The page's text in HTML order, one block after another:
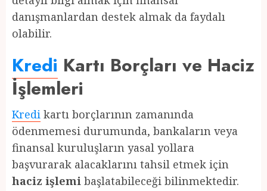
danışmanlardan destek almak da faydalı
olabilir.
Kredi Kartı Borçları ve Haciz
İşlemleri
Kredi kartı borçlarının zamanında
ödenmemesi durumunda, bankaların veya
finansal kuruluşların yasal yollara
başvurarak alacaklarını tahsil etmek için
haciz işlemi başlatabileceği bilinmektedir.